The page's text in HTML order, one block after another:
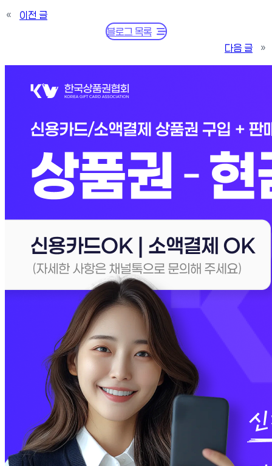
«
이전 글
블로그 목록
다음 글
»